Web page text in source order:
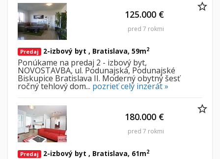
Skladové, výrobné
Rekreačné, reštauračné
Ponuka RK
Len s fotkou
Novostavba
searchHľadaj
Predaj 2-izbový byt , Bratislava, 59m2
Ponúkame na predaj 2 - izbový byt,
NOVOSTAVBA, ul. Podunajská, Podunajské
Biskupice Bratislava II. Moderný obytný šesť
ročný tehlový dom... pozrieť celý inzerát »
125.000 €
pred 7 rokmi
Predaj 2-izbový byt , Bratislava, 61m2
180.000 €
pred 7 rokmi